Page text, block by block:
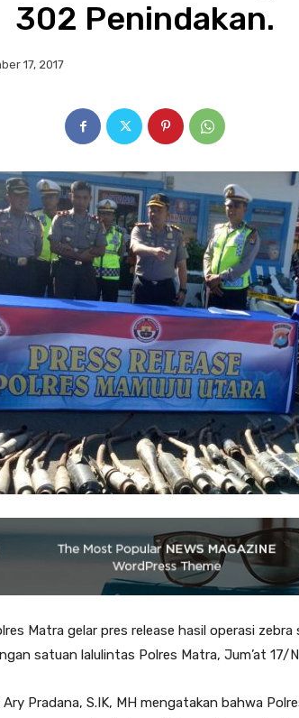
302 Penindakan.
17, 2017
Matra gelar pres release hasil operasi zebra
satuan lalulintas Polres Matra, Jum’at 17/
Pradana, S.IK, MH mengatakan bahwa